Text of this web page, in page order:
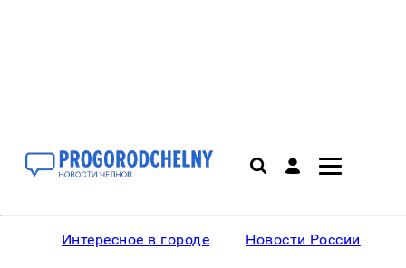
Интересное в городе Новости России